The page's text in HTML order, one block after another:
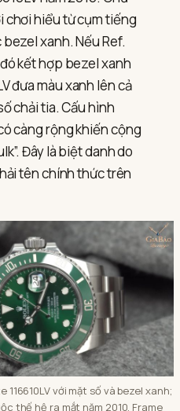
video:
Review
trên
tay
đồng
hồ
Rolex
Submariner
Date
Oystersteel
Hulk
chơi hiểu từ cụm tiếng
bezel xanh. Nếu Ref.
đó kết hợp bezel xanh
đưa màu xanh lên cả
chải tia. Cấu hình
càng rộng khiến cộng
Đây là biệt danh do
tên chính thức trên
116610LV với mặt số và bezel xanh;
thế hệ ra mắt năm 2010. Frame